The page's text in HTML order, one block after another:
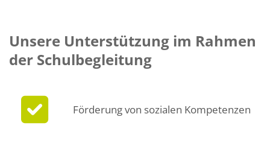
Unsere Unterstützung im Rahmen
der Schulbegleitung
Förderung von sozialen Kompetenzen